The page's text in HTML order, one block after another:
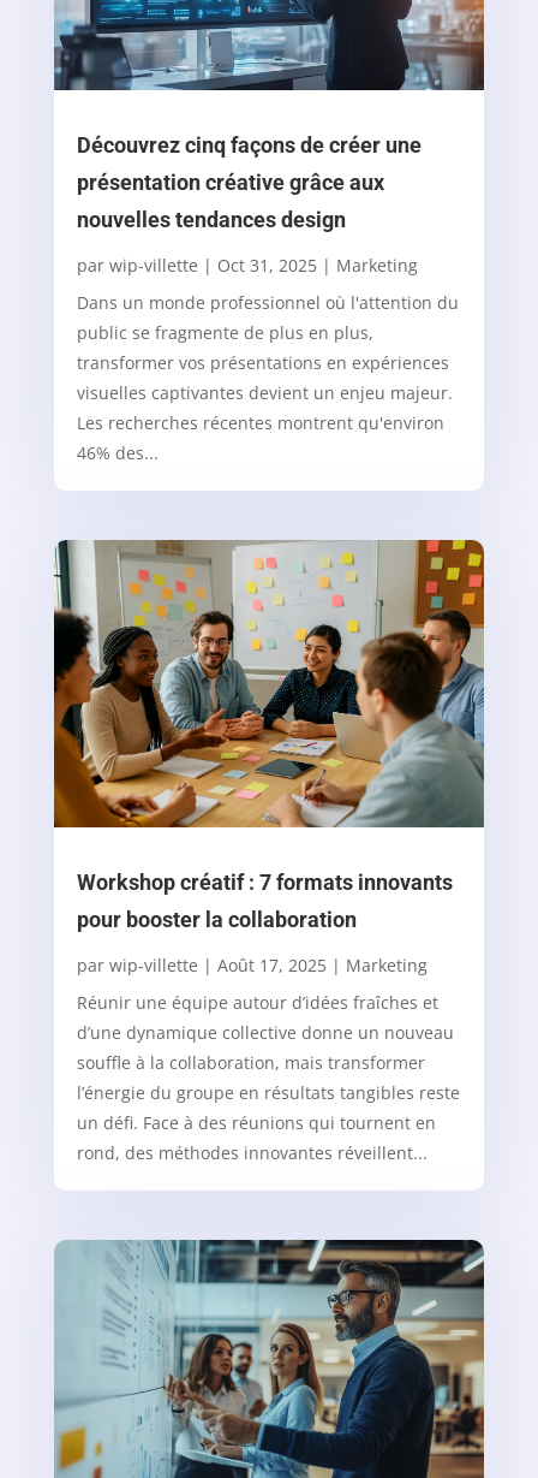
Découvrez cinq façons de créer une
présentation créative grâce aux
nouvelles tendances design
par wip-villette | Oct 31, 2025| Marketing
Dans un monde professionnel où l'attention du
public se fragmente de plus en plus,
transformer vos présentations en expériences
visuelles captivantes devient un enjeu majeur.
Les recherches récentes montrent qu'environ
46% des...
Workshop créatif : 7 formats innovants
pour booster la collaboration
par wip-villette | Août 17, 2025| Marketing
Réunir une équipe autour d’idées fraîches et
d’une dynamique collective donne un nouveau
souffle à la collaboration, mais transformer
l’énergie du groupe en résultats tangibles reste
un défi. Face à des réunions qui tournent en
rond, des méthodes innovantes réveillent...